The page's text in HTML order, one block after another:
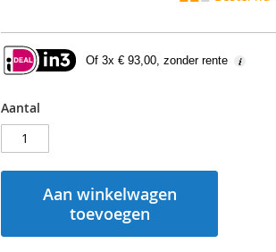
Of 3x € 93,00, zonder rente
Aantal
Aan winkelwagen
toevoegen